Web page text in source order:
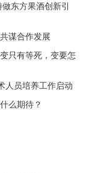
东方果酒创新引
谋合作发展
只有等死，变要怎
人员培养工作启动
么期待？